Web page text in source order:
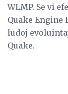
WLMP. Se vi
Quake Engine
ludoj
Quake.